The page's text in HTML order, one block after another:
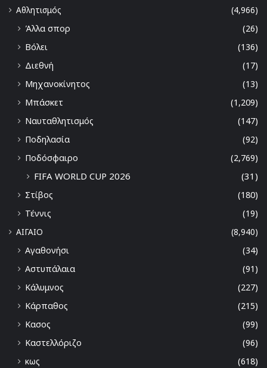
Αθλητισμός
(4,966)
Άλλα σπορ
(26)
Βόλει
(136)
Διεθνή
(17)
Μηχανοκίνητος
(13)
Μπάσκετ
(1,209)
Ναυταθλητισμός
(147)
Ποδηλασία
(92)
Ποδόσφαιρο
(2,769)
FIFA WORLD CUP 2026 (31)
Στίβος
(180)
Τέννις
(19)
ΑΙΓΑΙΟ
(8,940)
Αγαθονήσι
(34)
Αστυπάλαια
(91)
Κάλυμνος
(227)
Κάρπαθος
(215)
Κασος
(99)
Καστελλόριζο
(96)
κως
(618)